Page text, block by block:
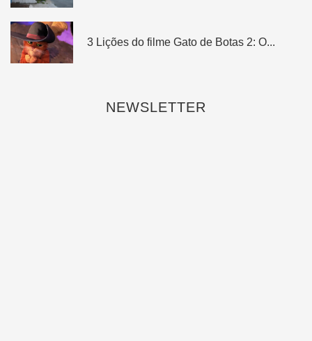
3 Lições do filme Gato de Botas 2: O...
NEWSLETTER